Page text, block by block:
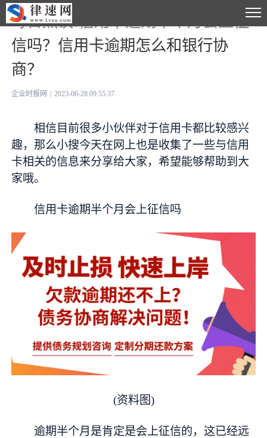
每日热议!信用卡逾期半个月会上征
信吗？信用卡逾期怎么和银行协
商？
企业时报网 2023-06-28 09:55:37
相信目前很多小伙伴对于信用卡都比较感兴
趣，那么小搜今天在网上也是收集了一些与信用
卡相关的信息来分享给大家，希望能够帮助到大
家哦。
信用卡逾期半个月会上征信吗
(资料图)
逾期半个月是肯定是会上征信的，这已经远